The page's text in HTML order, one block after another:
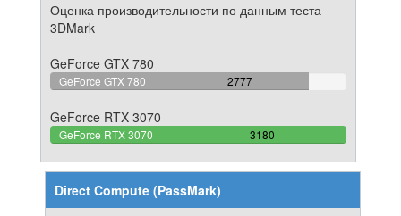
Оценка производительности по данным теста
3DMark
GeForce GTX 780
GeForce GTX 780 2777
87.327044025157%
GeForce RTX 3070
GeForce RTX 3070 3180
100%
Direct Compute (PassMark)